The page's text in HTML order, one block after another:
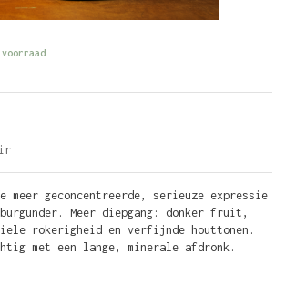
voorraad
meer geconcentreerde, serieuze expressie
Meer diepgang: donker fruit,
rokerigheid en verfijnde houttonen.
met een lange, minerale afdronk.